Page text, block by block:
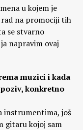
u kojem je
rad na promociji tih
se stvarno
napravim ovaj
muzici i kada
konkretno
instrumentima, još
gitaru kojoj sam